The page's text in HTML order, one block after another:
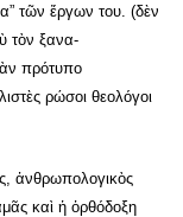
τῶν ἔργων του. (δὲν
τὸν ξανα-
πρότυπο
ρώσοι θεολόγοι
ἀνθρωπολογικὸς
καὶ ἡ ὀρθόδοξη